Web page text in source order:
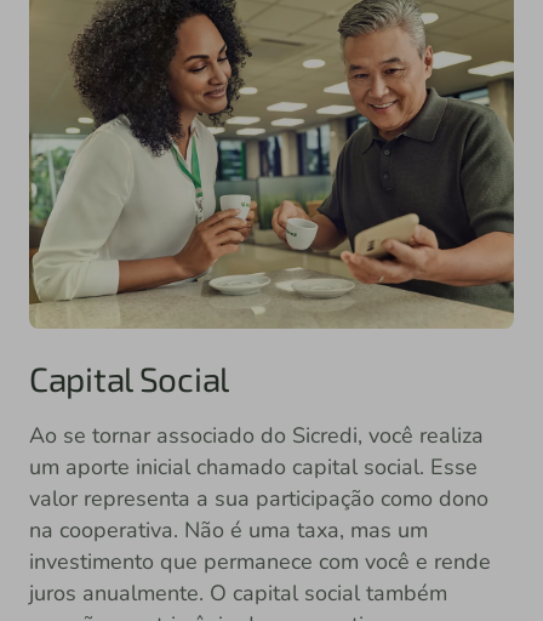
Capital Social
Ao se tornar associado do Sicredi, você realiza
um aporte inicial chamado capital social. Esse
valor representa a sua participação como dono
na cooperativa. Não é uma taxa, mas um
investimento que permanece com você e rende
juros anualmente. O capital social também